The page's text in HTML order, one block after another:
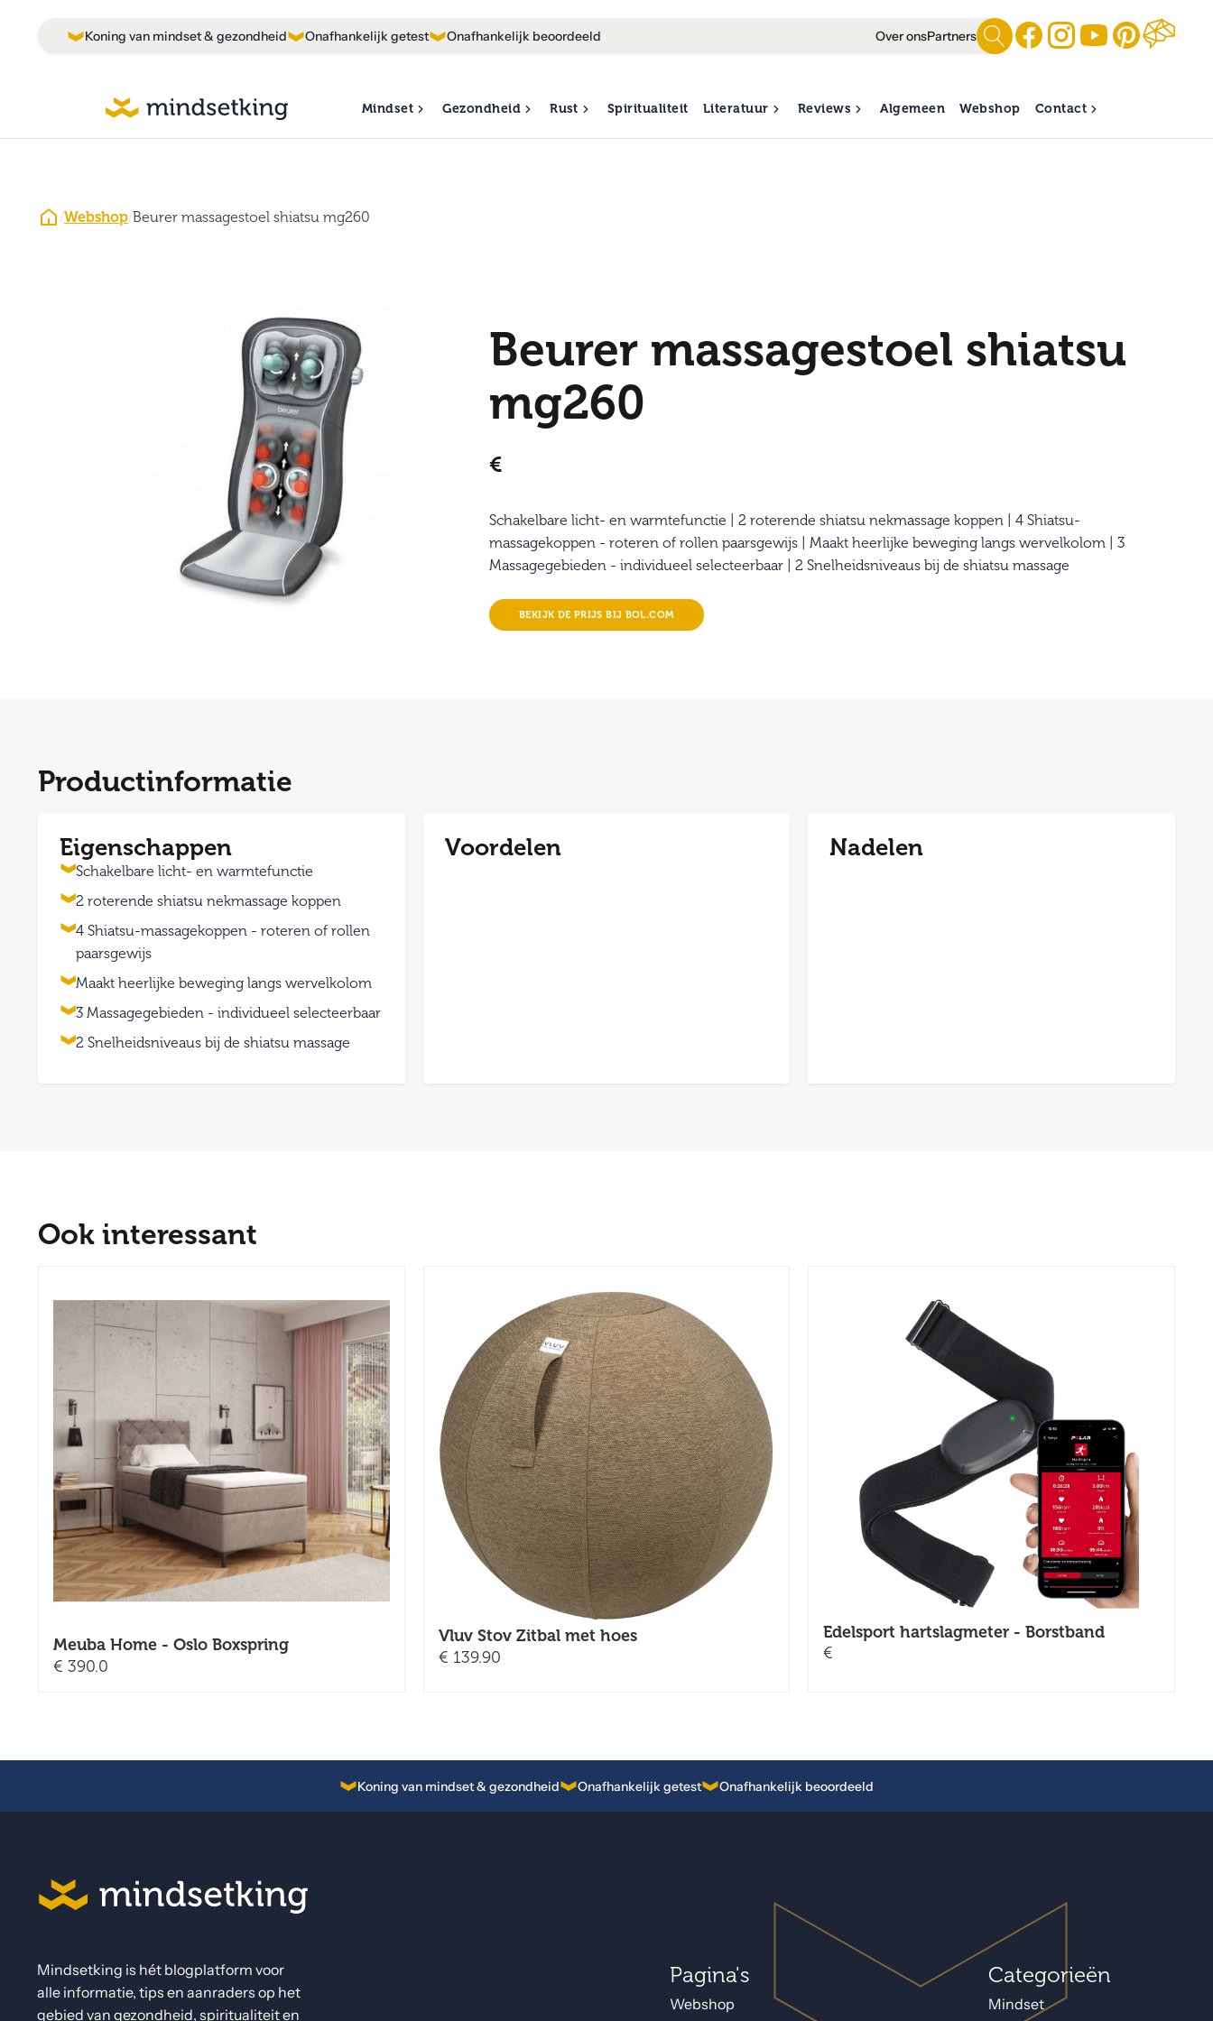
Koning van mindset & gezondheid Onafhankelijk getest Onafhankelijk beoordeeld Over onsPartners
Mindset Gezondheid Rust Spiritualiteit Literatuur Reviews Algemeen Webshop Contact
/Webshop/Beurer massagestoel shiatsu mg260
Beurer massagestoel shiatsu
mg260
€
Schakelbare licht- en warmtefunctie | 2 roterende shiatsu nekmassage koppen | 4 Shiatsu-
massagekoppen - roteren of rollen paarsgewijs | Maakt heerlijke beweging langs wervelkolom | 3
Massagegebieden - individueel selecteerbaar | 2 Snelheidsniveaus bij de shiatsu massage
BEKIJK DE PRIJS BIJ BOL.COM
Productinformatie
Eigenschappen
Schakelbare licht- en warmtefunctie
2 roterende shiatsu nekmassage koppen
4 Shiatsu-massagekoppen - roteren of rollen
paarsgewijs
Maakt heerlijke beweging langs wervelkolom
3 Massagegebieden - individueel selecteerbaar
2 Snelheidsniveaus bij de shiatsu massage
Voordelen Nadelen
Ook interessant
Meuba Home - Oslo Boxspring
€ 390.0
Vluv Stov Zitbal met hoes
€ 139.90
Edelsport hartslagmeter - Borstband
€
Koning van mindset & gezondheid Onafhankelijk getest Onafhankelijk beoordeeld
Mindsetking is hét blogplatform voor
alle informatie, tips en aanraders op het
gebied van gezondheid, spiritualiteit en
Pagina's
Webshop
Categorieën
Mindset